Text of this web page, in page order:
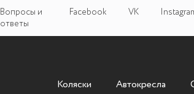
Вопросы и
ответы
Facebook VK
Коляски Автокресла